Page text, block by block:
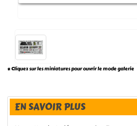
* Cliquez sur les miniatures pour ouvrir le mode galerie
EN SAVOIR PLUS